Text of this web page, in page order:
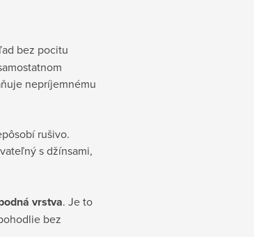
bez pocitu
nepríjemnému
rušivo.
s džínsami,
vrstva. Je to
bez